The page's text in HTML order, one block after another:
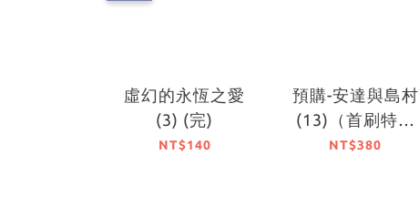
虛幻的永恆之愛
(3) (完)
NT$140
預購-安達與島村
(13)（首刷特裝
版）【9月中旬出
NT$380